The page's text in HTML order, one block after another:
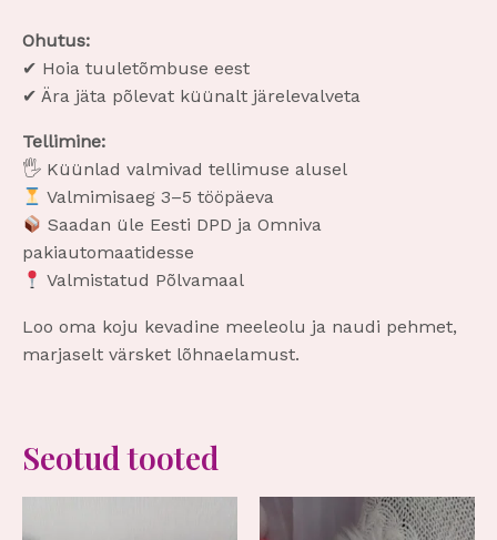
Ohutus:
✔ Hoia tuuletõmbuse eest
✔ Ära jäta põlevat küünalt järelevalveta
Tellimine:
🖐️ Küünlad valmivad tellimuse alusel
Valmimisaeg 3–5 tööpäeva
Saadan üle Eesti DPD ja Omniva
pakiautomaatidesse
Valmistatud Põlvamaal
Loo oma koju kevadine meeleolu ja naudi pehmet,
marjaselt värsket lõhnaelamust.
Seotud tooted